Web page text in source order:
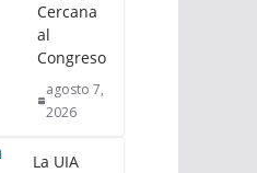
Cercana
al
Congreso
agosto 7,
2026
La UIA